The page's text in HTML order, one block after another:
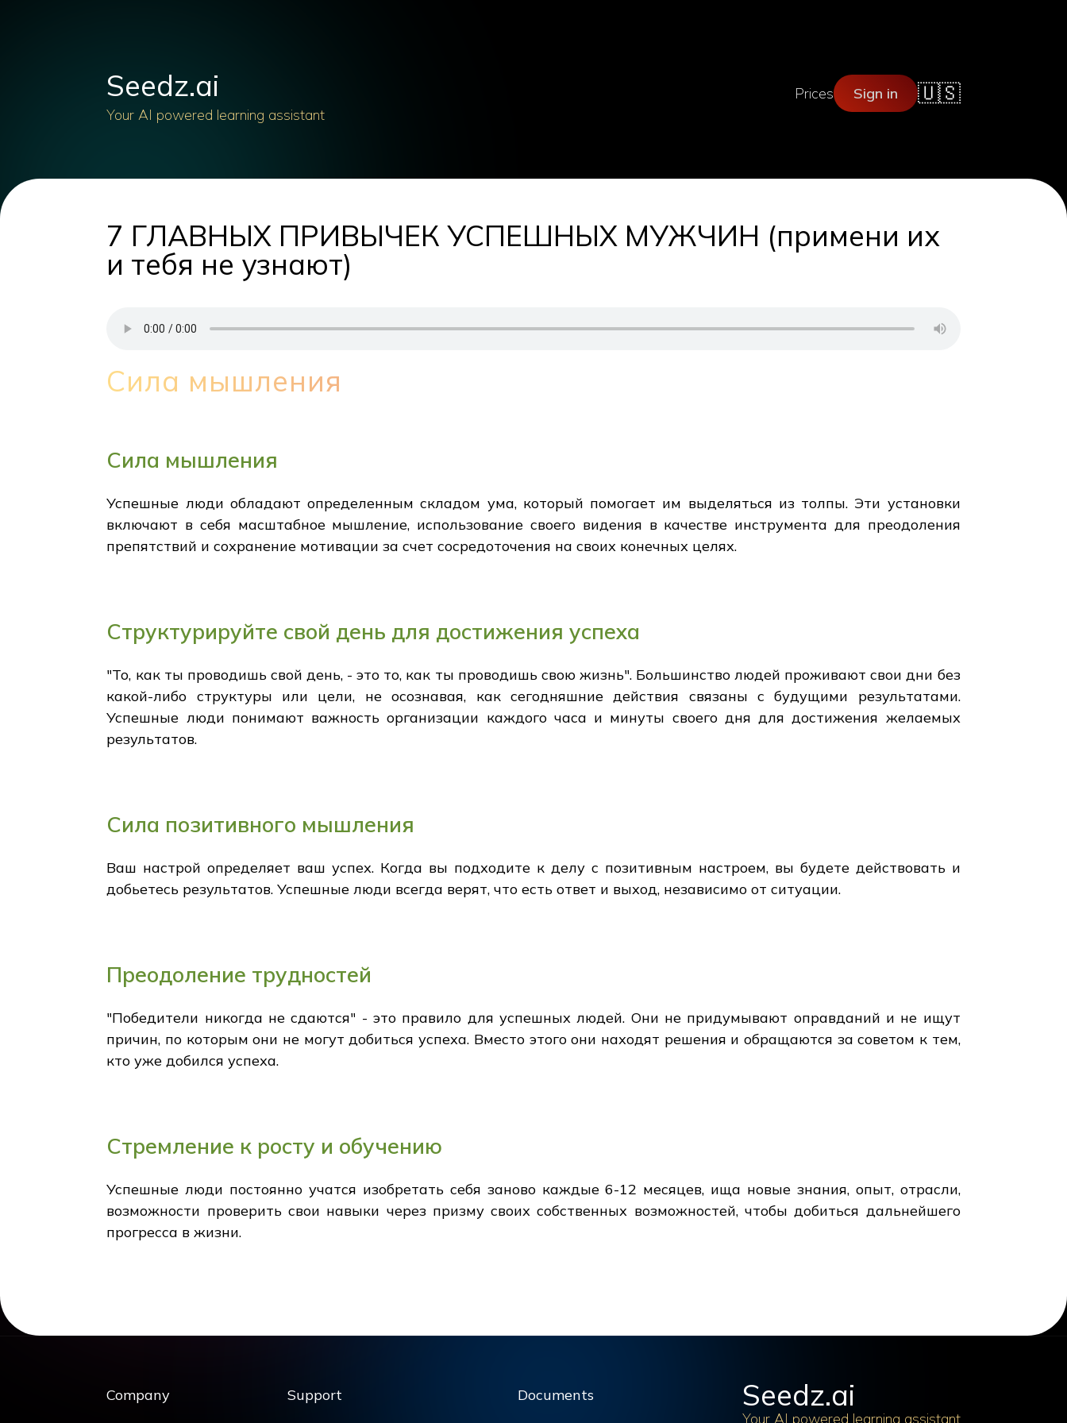
Seedz.ai
Your AI powered learning assistant
Prices Sign in 🇺🇸
7 ГЛАВНЫХ ПРИВЫЧЕК УСПЕШНЫХ МУЖЧИН (примени их
и тебя не узнают)
Сила мышления
Сила мышления
Успешные люди обладают определенным складом ума, который помогает им выделяться из толпы. Эти установки
включают в себя масштабное мышление, использование своего видения в качестве инструмента для преодоления
препятствий и сохранение мотивации за счет сосредоточения на своих конечных целях.
Структурируйте свой день для достижения успеха
"То, как ты проводишь свой день, - это то, как ты проводишь свою жизнь". Большинство людей проживают свои дни без
какой-либо структуры или цели, не осознавая, как сегодняшние действия связаны с будущими результатами.
Успешные люди понимают важность организации каждого часа и минуты своего дня для достижения желаемых
результатов.
Сила позитивного мышления
Ваш настрой определяет ваш успех. Когда вы подходите к делу с позитивным настроем, вы будете действовать и
добьетесь результатов. Успешные люди всегда верят, что есть ответ и выход, независимо от ситуации.
Преодоление трудностей
"Победители никогда не сдаются" - это правило для успешных людей. Они не придумывают оправданий и не ищут
причин, по которым они не могут добиться успеха. Вместо этого они находят решения и обращаются за советом к тем,
кто уже добился успеха.
Стремление к росту и обучению
Успешные люди постоянно учатся изобретать себя заново каждые 6-12 месяцев, ища новые знания, опыт, отрасли,
возможности проверить свои навыки через призму своих собственных возможностей, чтобы добиться дальнейшего
прогресса в жизни.
Company Support Documents Seedz.ai
Your AI powered learning assistant